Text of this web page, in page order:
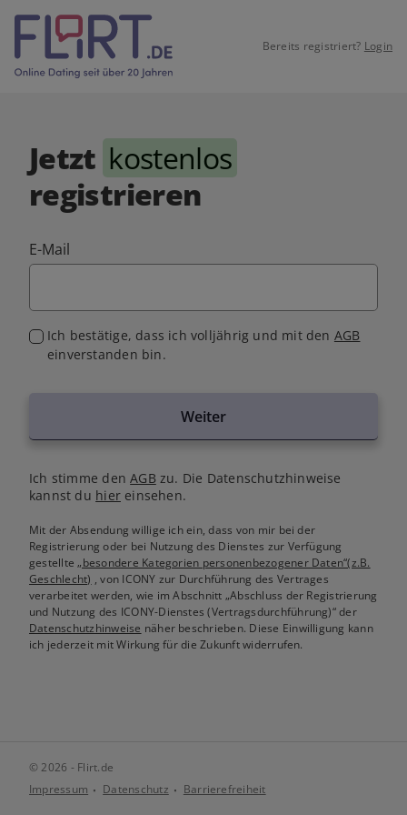
Bereits registriert? Login
Jetzt kostenlos
registrieren
E-Mail
Ich bestätige, dass ich volljährig und mit den AGB
einverstanden bin.
Weiter
Ich stimme denAGB zu. Die Datenschutzhinweise
kannst du hiereinsehen.
Mit der Absendung willige ich ein, dass von mir bei der
Registrierung oder bei Nutzung des Dienstes zur Verfügung
gestellte„besondere Kategorien personenbezogener Daten“(z.B.
Geschlecht) , von ICONY zur Durchführung des Vertrages
verarbeitet werden, wie im Abschnitt „Abschluss der Registrierung
und Nutzung des ICONY-Dienstes (Vertragsdurchführung)“ der
Datenschutzhinweise näher beschrieben. Diese Einwilligung kann
ich jederzeit mit Wirkung für die Zukunft widerrufen.
© 2026 - Flirt.de
Impressum
Datenschutz Barrierefreiheit